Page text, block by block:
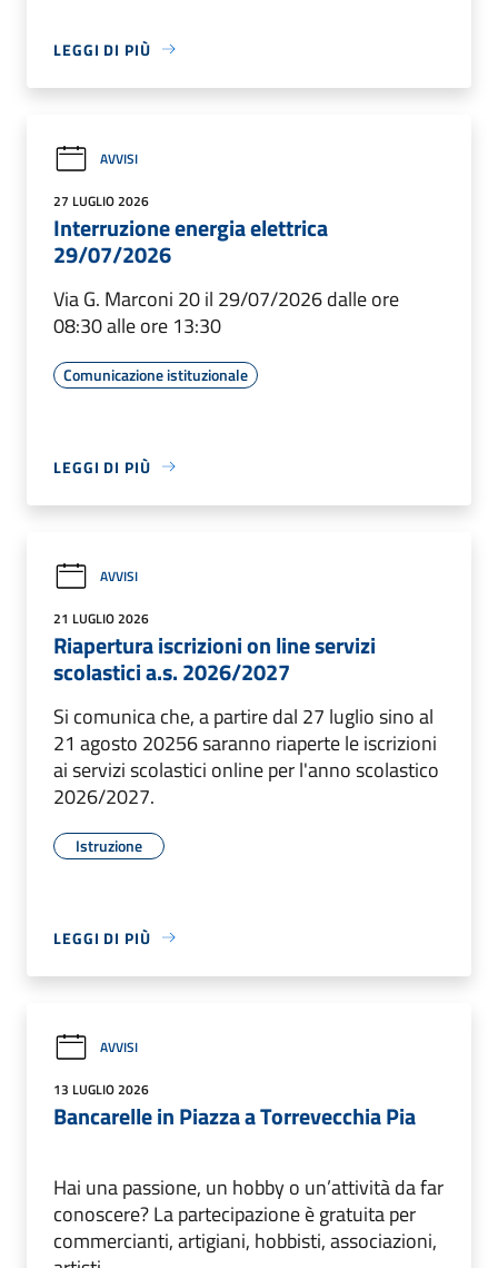
LEGGI DI PIÙ
AVVISI
27 LUGLIO 2026
Interruzione energia elettrica
29/07/2026
Via G. Marconi 20 il 29/07/2026 dalle ore
08:30 alle ore 13:30
Comunicazione istituzionale
LEGGI DI PIÙ
AVVISI
21 LUGLIO 2026
Riapertura iscrizioni on line servizi
scolastici a.s. 2026/2027
Si comunica che, a partire dal 27 luglio sino al
21 agosto 20256 saranno riaperte le iscrizioni
ai servizi scolastici online per l'anno scolastico
2026/2027.
Istruzione
LEGGI DI PIÙ
AVVISI
13 LUGLIO 2026
Bancarelle in Piazza a Torrevecchia Pia
Hai una passione, un hobby o un’attività da far
conoscere? La partecipazione è gratuita per
commercianti, artigiani, hobbisti, associazioni,